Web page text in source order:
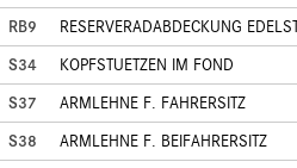
RB9
RESERVERADABDECKUNG
S34
KOPFSTUETZEN IM FOND
S37
ARMLEHNE F. FAHRERSITZ
S38
ARMLEHNE F. BEIFAHRERSITZ